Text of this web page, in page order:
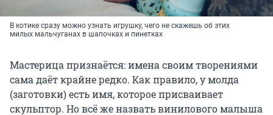
В котике сразу можно узнать игрушку, чего не скажешь об этих
милых мальчуганах в шапочках и пинетках
Мастерица признаётся: имена своим творениями
сама даёт крайне редко. Как правило, у молда
(заготовки) есть имя, которое присваивает
скульптор. Но всё же назвать винилового малыша